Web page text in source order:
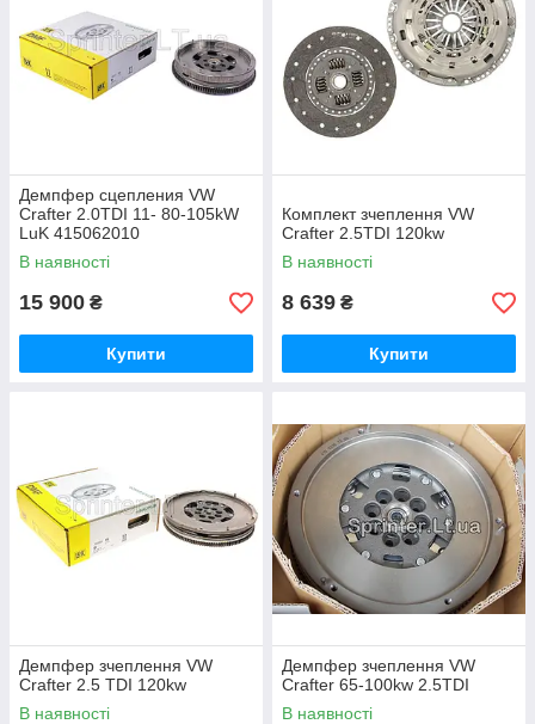
Демпфер сцепления VW
Crafter 2.0TDI 11- 80-105kW
LuK 415062010
В наявності
15 900 ₴
Купити
Комплект зчеплення VW
Crafter 2.5TDI 120kw
В наявності
8 639 ₴
Купити
Демпфер зчеплення VW
Crafter 2.5 TDI 120kw
В наявності
Демпфер зчеплення VW
Crafter 65-100kw 2.5TDI
В наявності